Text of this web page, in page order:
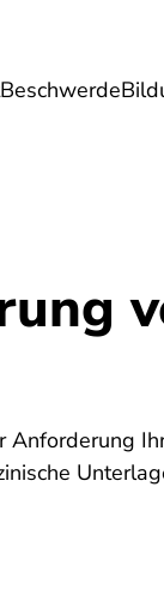
Beschwerde
Energie
Anforderung